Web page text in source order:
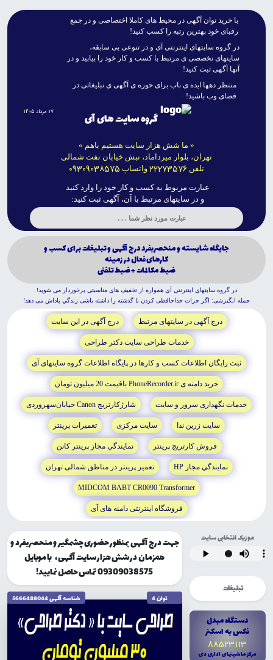
با خريد توان آگهى در محيط هاى کاملا اختصاصى و در جمع
رقباى خود بهترين رتبه را کسب کنيد!
در گروه سايتهاى اينترنتى آى و در تنوعى بى سابقه،
سايتهاى تخصصى ى مرتبط با کسب و کار خود را بيابيد و در
آنها آگهى ثبت کنيد!
منتظر دهها ايده ى ناب براى حوزه ى آگهى ى تبليغاتى در
فضاى وب باشيد!
گروه سایت های آی
« ما شش هزار سایت هستیم باهم »
تهران، بلوار میرداماد، نبش خیابان نفت شمالی
تلفن 22273576 واتساپ 09309038575
۱۷ مرداد ۱۴۰۵
عبارت مربوط به کسب و کار خود را وارد کنید
و در سایتهای مرتبط با آن، آگهی ثبت کنید:
جايگاه شايسته و منحصربفرد درج آگهى و تبليغات براى كسب و
كارهاى فعال در زمينه
ضبط مكالمات + ضبط تلفنى
از قيمت هاى بسيار مناسب در آستانه ى شروع فعاليت گروه سايتهاى اينترنتى آى برخوردار شويد!
جمله انگيزشى: نخستين وظيفه ى ما نسبت به خودمان اين است که نگذاريم تهيدست و بى پول شويم!
درج آگهى در سايتهاى مرتبط درج آگهى در اين سايت
خدمات طراحى سايت دکتر طراحى
ثبت رايگان اطلاعات کسب و کارها در پايگاه اطلاعات گروه سايتهاى آى
خريد دامنه ى PhoneRecorder.ir باقيمت 20 ميليون تومان
خدمات نگهدارى سرور و سايت شارژکارتريج Canon خيابان‌سهروردى
سايت زرين ندا سايت مرکزى تعميرات پرينتر
فروش کارتريج پرينتر نمايندگي مجاز پرينتر کانن
نمايندگي مجاز HP تعمير پرينتر در مناطق شمالى تهران
MIDCOM BABT CR0090 Transformer
فروشگاه اينترنتى دامنه هاى آى
موزیک انتخابی سایت
تبلیغات
دستگاه مبدل
فکس به اسکنر
88523113
مرکز ماشينهاى ادارى دى
جهت درج آگهی بمنظور حضوری چشمگیر و منحصربفرد و
همزمان در شش هزار سایت آگهی، با موبایل
09309038575 تماس حاصل نمایید!
توان 4 شناسه آگهى 5666488044